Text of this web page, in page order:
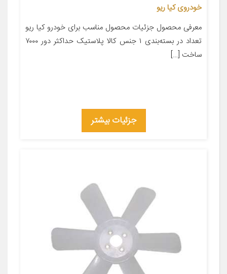
خودروی کیا ریو
معرفی محصول جزئیات محصول مناسب برای خودرو کیا ریو
تعداد در بسته‌بندی ۱ جنس کالا پلاستیک حداکثر دور ۷۰۰۰
ساخت […]
جزئیات بیشتر